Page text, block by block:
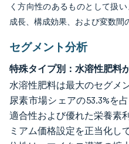
く方向性のあるものとして扱
成長、構成効果、および変数間
セグメント分析
特殊タイプ別：水溶性肥料
水溶性肥料は最大のセグメ
尿素市場シェアの53.3%を
適合性および優れた栄養素
ミアム価格設定を正当化し